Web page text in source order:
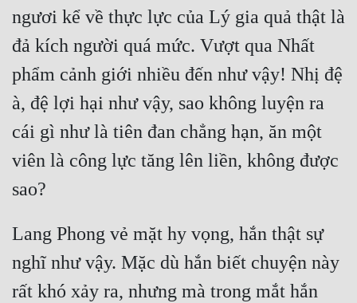
ngươi kể về thực lực của Lý gia quả thật là
đả kích người quá mức. Vượt qua Nhất
phẩm cảnh giới nhiều đến như vậy! Nhị đệ
à, đệ lợi hại như vậy, sao không luyện ra
cái gì như là tiên đan chẳng hạn, ăn một
viên là công lực tăng lên liền, không được
Lang Phong vẻ mặt hy vọng, hắn thật sự
nghĩ như vậy. Mặc dù hắn biết chuyện này
rất khó xảy ra, nhưng mà trong mắt hắn